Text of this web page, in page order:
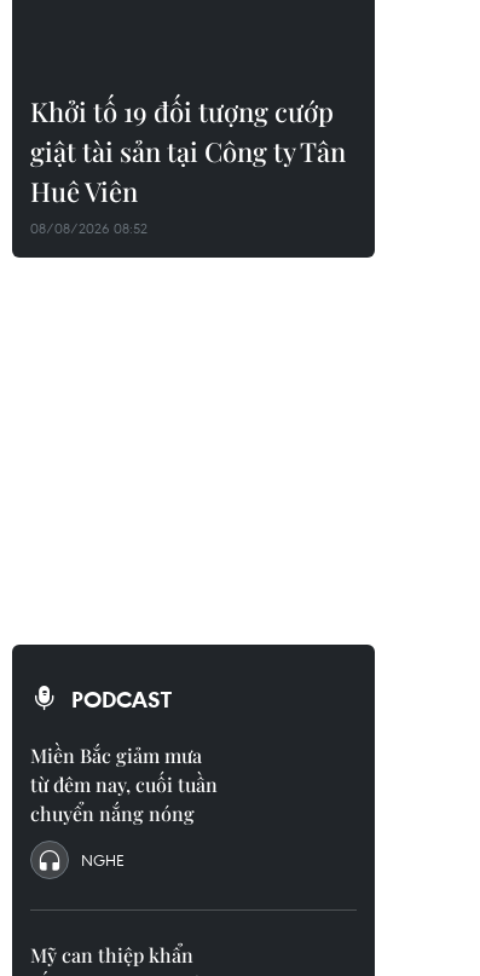
Khởi tố 19 đối tượng cướp
giật tài sản tại Công ty Tân
Huê Viên
08/08/2026 08:52
PODCAST
Miền Bắc giảm mưa
từ đêm nay, cuối tuần
chuyển nắng nóng
NGHE
Mỹ can thiệp khẩn